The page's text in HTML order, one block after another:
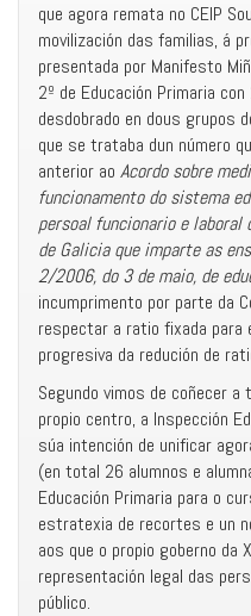
que agora remata no CEIP
movilización das familias, á
presentada por Manifesto
2º de Educación Primaria
desdobrado en dous grupos
que se trataba dun número
anterior ao Acordo sobre
funcionamento do sistema
persoal funcionario e laboral
de Galicia que imparte as
2/2006, do 3 de maio, de
incumprimento por parte da
respectar a ratio fixada para
progresiva da redución de
Segundo vimos de coñecer
propio centro, a Inspección
súa intención de unificar
(en total 26 alumnos e
Educación Primaria para o
estratexia de recortes e un
aos que o propio goberno da
representación legal das
público.